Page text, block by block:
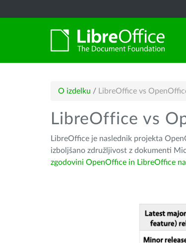
O izdelku / LibreOffice vs
LibreOffice vs
LibreOffice je naslednik projekta
izboljšano združljivost z dokumenti
zgodovini OpenOffice in LibreOffice